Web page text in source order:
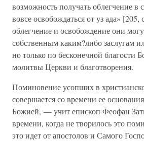
возможность получать облегчение в
вовсе освобождаться от уз ада» [205,
облегчение и освобождение они
собственным каким?либо заслугам
но только по бесконечной благости
молитвы Церкви и благотворения.
Поминовение усопших в
совершается со времени ее
Божией, — учит епископ Феофан
времени, когда не творилось это
это идет от апостолов и Самого